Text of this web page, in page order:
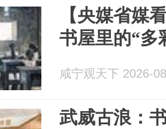
【央媒省媒
书屋里的“多
咸宁观天下 2026-
武威古浪：